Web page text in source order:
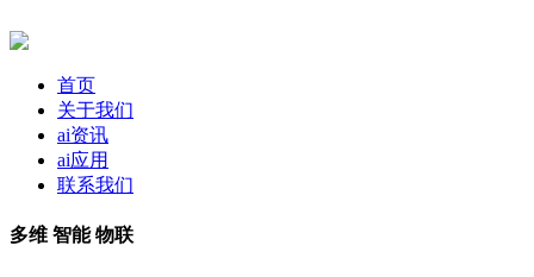
首页
关于我们
ai资讯
ai应用
联系我们
多维 智能 物联